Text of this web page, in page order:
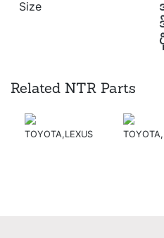
Size
Related NTR Parts
TOYOTA,LEXUS